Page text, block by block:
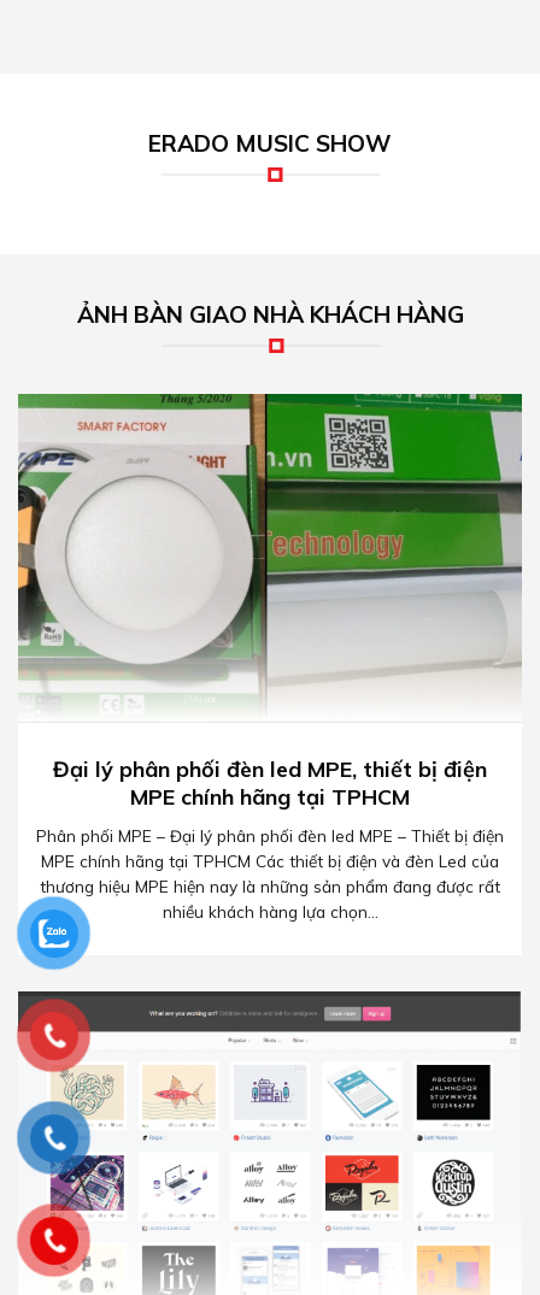
ERADO MUSIC SHOW
ẢNH BÀN GIAO NHÀ KHÁCH HÀNG
Đại lý phân phối đèn led MPE, thiết bị điện
MPE chính hãng tại TPHCM
Phân phối MPE – Đại lý phân phối đèn led MPE – Thiết bị điện
MPE chính hãng tại TPHCM Các thiết bị điện và đèn Led của
thương hiệu MPE hiện nay là những sản phẩm đang được rất
nhiều khách hàng lựa chọn...